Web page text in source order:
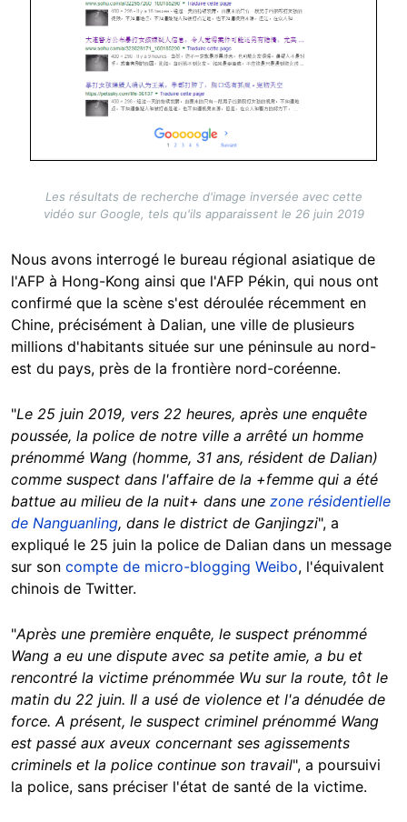
Les résultats de recherche d'image inversée avec cette
vidéo sur Google, tels qu'ils apparaissent le 26 juin 2019
Nous avons interrogé le bureau régional asiatique de
l'AFP à Hong-Kong ainsi que l'AFP Pékin, qui nous ont
confirmé que la scène s'est déroulée récemment en
Chine, précisément à Dalian, une ville de plusieurs
millions d'habitants située sur une péninsule au nord-
est du pays, près de la frontière nord-coréenne.
"Le 25 juin 2019, vers 22 heures, après une enquête
poussée, la police de notre ville a arrêté un homme
prénommé Wang (homme, 31 ans, résident de Dalian)
comme suspect dans l'affaire de la +femme qui a été
battue au milieu de la nuit+ dans une zone résidentielle
de Nanguanling, dans le district de Ganjingzi", a
expliqué le 25 juin la police de Dalian dans un message
sur son compte de micro-blogging Weibo, l'équivalent
chinois de Twitter.
"Après une première enquête, le suspect prénommé
Wang a eu une dispute avec sa petite amie, a bu et
rencontré la victime prénommée Wu sur la route, tôt le
matin du 22 juin. Il a usé de violence et l'a dénudée de
force. A présent, le suspect criminel prénommé Wang
est passé aux aveux concernant ses agissements
criminels et la police continue son travail", a poursuivi
la police, sans préciser l'état de santé de la victime.